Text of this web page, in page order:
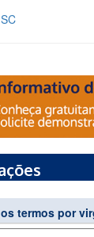
SC
termos por